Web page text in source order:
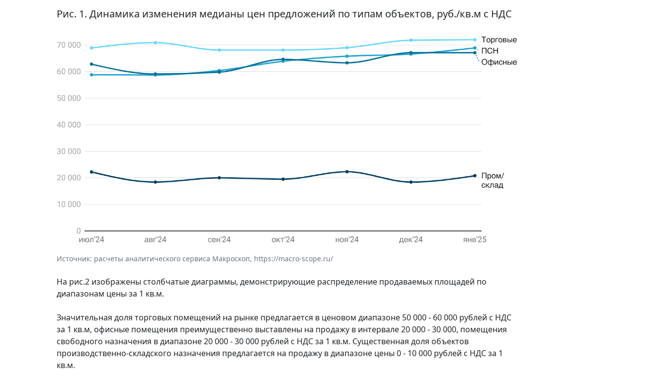
Рис. 1. Динамика изменения медианы цен предложений по типам объектов, руб./кв.м с НДС
Источник: расчеты аналитического сервиса Макроскоп, https://macro-scope.ru/
На рис.2 изображены столбчатые диаграммы, демонстрирующие распределение продаваемых площадей по
диапазонам цены за 1 кв.м.
Значительная доля торговых помещений на рынке предлагается в ценовом диапазоне 50 000 - 60 000 рублей с НДС
за 1 кв.м, офисные помещения преимущественно выставлены на продажу в интервале 20 000 - 30 000, помещения
свободного назначения в диапазоне 20 000 - 30 000 рублей с НДС за 1 кв.м. Существенная доля объектов
производственно-складского назначения предлагается на продажу в диапазоне цены 0 - 10 000 рублей с НДС за 1
кв.м.